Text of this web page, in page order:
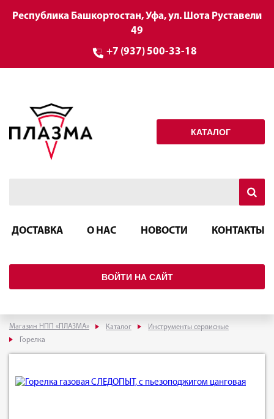
Республика Башкортостан, Уфа, ул. Шота Руставели
49
+7 (937) 500-33-18
КАТАЛОГ
ДОСТАВКА О НАС НОВОСТИ КОНТАКТЫ
ВОЙТИ НА САЙТ
Магазин НПП «ПЛАЗМА» Каталог
Инструменты сервисные
Горелка